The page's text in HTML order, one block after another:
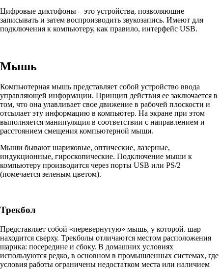
Цифровые диктофоны – это устройства, позволяющие
записывать и затем воспроизводить звукозапись. Имеют для
подключения к компьютеру, как правило, интерфейс USB.
Мышь
Компьютерная мышь представляет собой устройство ввода
управляющей информации. Принцип действия ее заключается в
том, что она улавливает свое движение в рабочей плоскости и
отсылает эту информацию в компьютер. На экране при этом
выполняется манипуляция в соответствии с направлением и
расстоянием смещения компьютерной мыши.
Мыши бывают шариковые, оптические, лазерные,
индукционные, гироскопические. Подключение мыши к
компьютеру производится через порты USB или PS/2
(помечается зеленым цветом).
Трекбол
Представляет собой «перевернутую» мышь, у которой. шар
находится сверху. Трекболы отличаются местом расположения
шарика: посередине и сбоку. В домашних условиях
используются редко, в основном в промышленных системах, где
условия работы ограничены недостатком места или наличием